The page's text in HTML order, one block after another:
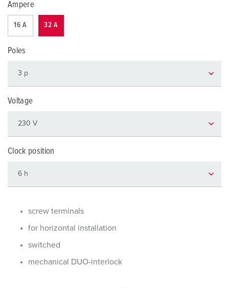
Ampere
16 A 32 A
Poles
Voltage
Clock position
screw terminals
for horizontal installation
switched
mechanical DUO-interlock